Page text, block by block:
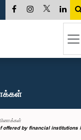
offered by financial institutions